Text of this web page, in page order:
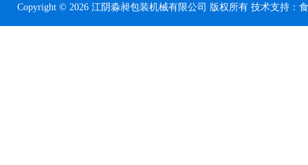
Copyright © 2026 江阴淼昶包装机械有限公司 版权所有 技术支持：